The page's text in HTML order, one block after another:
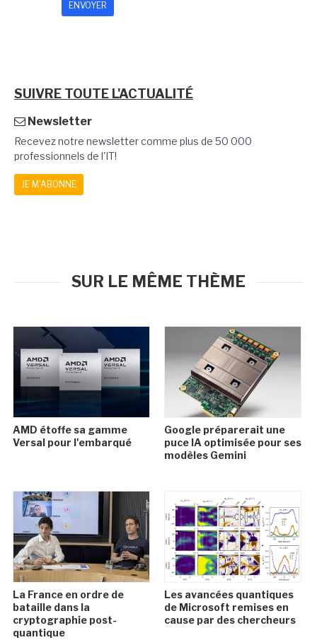
SUIVRE TOUTE L'ACTUALITÉ
Newsletter
Recevez notre newsletter comme plus de 50 000
professionnels de l'IT!
JE M'ABONNE
SUR LE MÊME THÈME
AMD étoffe sa gamme
Versal pour l'embarqué
Google préparerait une
puce IA optimisée pour ses
modèles Gemini
La France en ordre de
bataille dans la
cryptographie post-
quantique
Les avancées quantiques
de Microsoft remises en
cause par des chercheurs